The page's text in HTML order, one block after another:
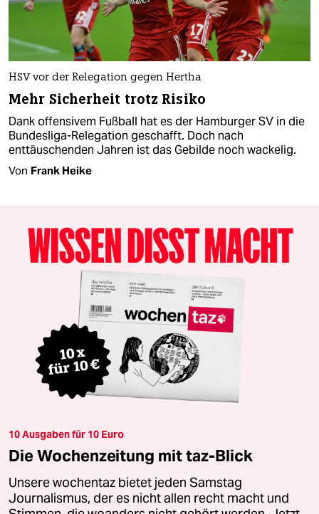
HSV vor der Relegation gegen Hertha
Mehr Sicherheit trotz Risiko
Dank offensivem Fußball hat es der Hamburger SV in die
Bundesliga-Relegation geschafft. Doch nach
enttäuschenden Jahren ist das Gebilde noch wackelig.
Von Frank Heike
10 Ausgaben für 10 Euro
Die Wochenzeitung mit taz-Blick
Unsere wochentaz bietet jeden Samstag
Journalismus, der es nicht allen recht macht und